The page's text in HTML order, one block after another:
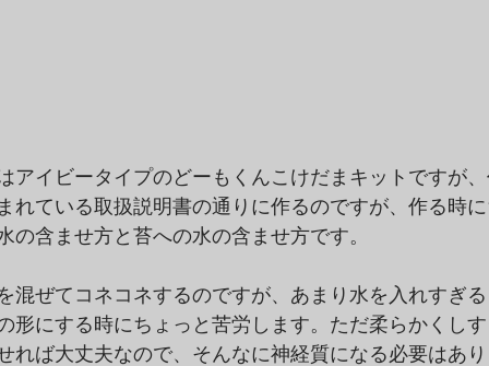
アイビータイプのどーもくんこけだまキットですが
れている取扱説明書の通りに作るのですが、作る時
の含ませ方と苔への水の含ませ方です。
混ぜてコネコネするのですが、あまり水を入れすぎ
形にする時にちょっと苦労します。ただ柔らかくし
れば大丈夫なので、そんなに神経質になる必要はあ